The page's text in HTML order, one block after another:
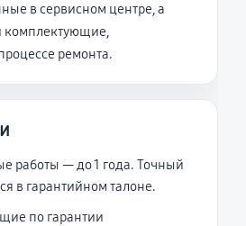
в сервисном центре, а
комплектующие,
ремонта.
работы — до 1 года. Точный
в гарантийном талоне.
по гарантии